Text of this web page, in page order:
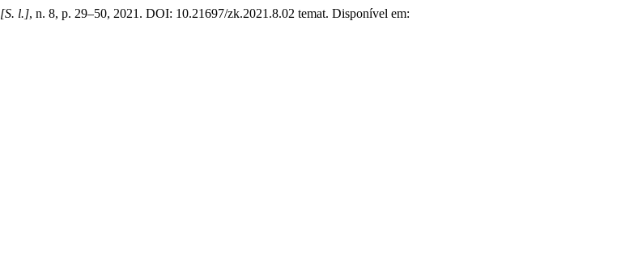
[S. l.], n. 8, p. 29–50, 2021. DOI: 10.21697/zk.2021.8.02 temat. Disponível em: